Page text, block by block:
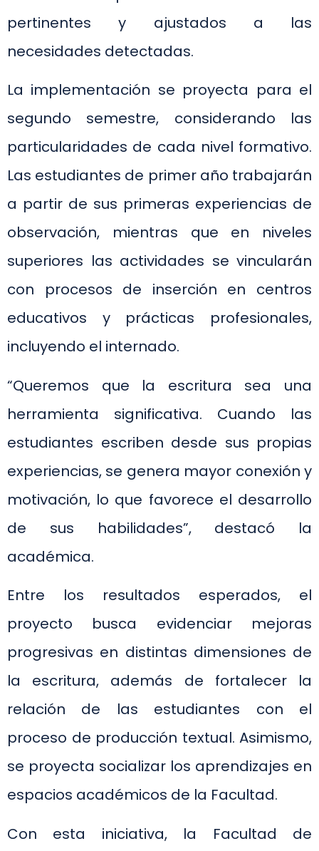
pertinentes y ajustados a las
necesidades detectadas.
La implementación se proyecta para el
segundo semestre, considerando las
particularidades de cada nivel formativo.
Las estudiantes de primer año trabajarán
a partir de sus primeras experiencias de
observación, mientras que en niveles
superiores las actividades se vincularán
con procesos de inserción en centros
educativos y prácticas profesionales,
incluyendo el internado.
“Queremos que la escritura sea una
herramienta significativa. Cuando las
estudiantes escriben desde sus propias
experiencias, se genera mayor conexión y
motivación, lo que favorece el desarrollo
de sus habilidades”, destacó la
académica.
Entre los resultados esperados, el
proyecto busca evidenciar mejoras
progresivas en distintas dimensiones de
la escritura, además de fortalecer la
relación de las estudiantes con el
proceso de producción textual. Asimismo,
se proyecta socializar los aprendizajes en
espacios académicos de la Facultad.
Con esta iniciativa, la Facultad de